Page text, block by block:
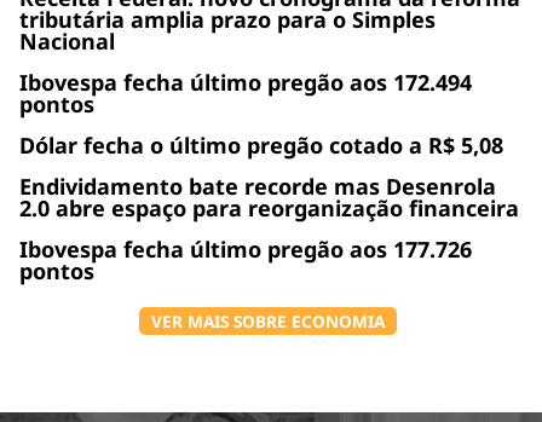
tributária amplia prazo para o Simples
Nacional
Ibovespa fecha último pregão aos 172.494
pontos
Dólar fecha o último pregão cotado a R$ 5,08
Endividamento bate recorde mas Desenrola
2.0 abre espaço para reorganização financeira
Ibovespa fecha último pregão aos 177.726
pontos
VER MAIS SOBRE ECONOMIA